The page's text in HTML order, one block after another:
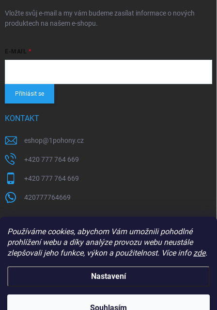
Používáme cookies, abychom Vám umožnili pohodlné
prohlížení webu a díky analýze provozu webu neustále
zlepšovali jeho funkce, výkon a použitelnost. Více infozde.
Nastavení
Souhlasím
Vložte svůj e-mail a my vám budeme zasílat informace o nových
produktech na našem e-shopu.
E-MAIL
Přihlásit se
KONTAKT
eshop@1pohony.cz
+420 777 764 669
+420 777 764 669
420777764669
Copyright 20261Pohony.cz. Všechna práva vyhrazena.Upravit nastavení
cookies